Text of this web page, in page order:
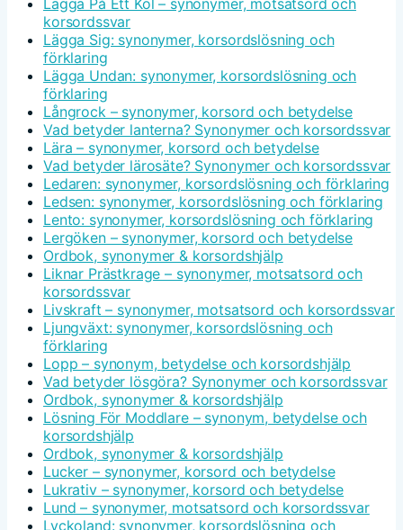
korsordssvar
Lägga Sig: synonymer, korsordslösning och
förklaring
Lägga Undan: synonymer, korsordslösning och
förklaring
Långrock – synonymer, korsord och betydelse
Vad betyder lanterna? Synonymer och korsordssvar
Lära – synonymer, korsord och betydelse
Vad betyder lärosäte? Synonymer och korsordssvar
Ledaren: synonymer, korsordslösning och förklaring
Ledsen: synonymer, korsordslösning och förklaring
Lento: synonymer, korsordslösning och förklaring
Lergöken – synonymer, korsord och betydelse
Ordbok, synonymer & korsordshjälp
Liknar Prästkrage – synonymer, motsatsord och
korsordssvar
Livskraft – synonymer, motsatsord och korsordssvar
Ljungväxt: synonymer, korsordslösning och
förklaring
Lopp – synonym, betydelse och korsordshjälp
Vad betyder lösgöra? Synonymer och korsordssvar
Ordbok, synonymer & korsordshjälp
Lösning För Moddlare – synonym, betydelse och
korsordshjälp
Ordbok, synonymer & korsordshjälp
Lucker – synonymer, korsord och betydelse
Lukrativ – synonymer, korsord och betydelse
Lund – synonymer, motsatsord och korsordssvar
Lyckoland: synonymer, korsordslösning och